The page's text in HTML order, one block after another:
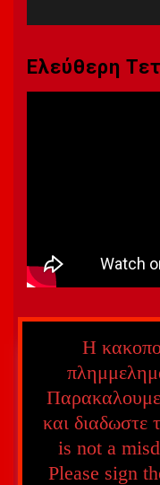
Ελεύθερη
Η
και
is not a
Please sign